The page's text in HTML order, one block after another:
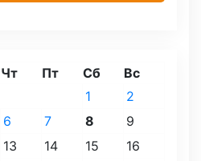
Чт Пт Сб Вс
1
2
6 7 8
9
13 14 15
16